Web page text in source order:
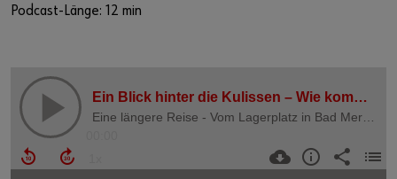
Podcast-Länge: 12 min